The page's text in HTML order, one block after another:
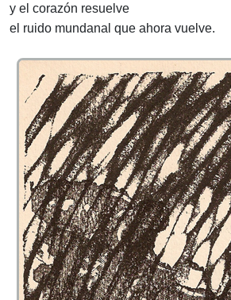
y el corazón resuelve
el ruido mundanal que ahora vuelve.